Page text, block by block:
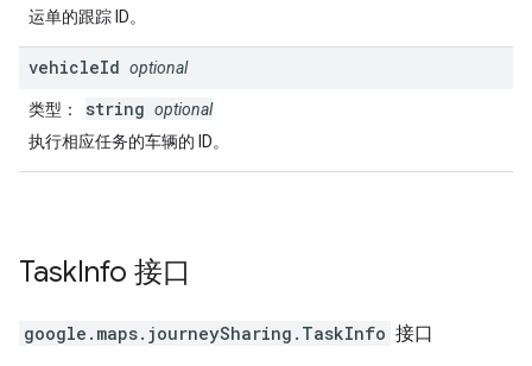
运单的跟踪 ID。
vehicleId optional
类型 ： string optional
执行相应任务的车辆的 ID。
TaskInfo 接口
google.maps.journeySharing . TaskInfo 接口